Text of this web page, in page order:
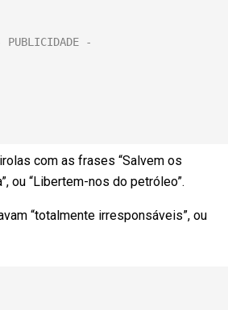
com as frases “Salvem os
ou “Libertem-nos do petróleo”.
“totalmente irresponsáveis”, ou